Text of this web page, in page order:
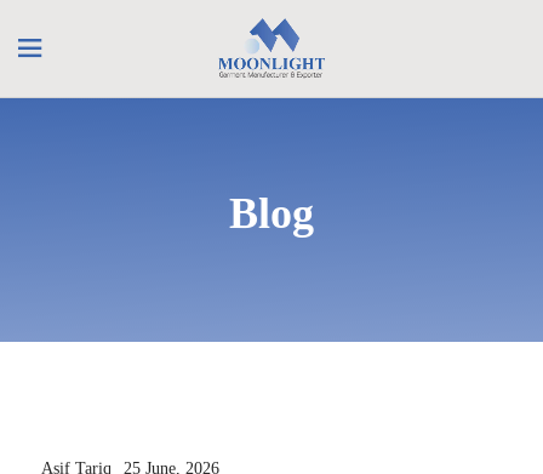
Blog
Asif Tariq 25 June, 2026